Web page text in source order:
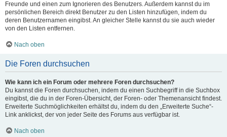
Freunde und einen zum Ignorieren des Benutzers. Außerdem kannst du im
persönlichen Bereich direkt Benutzer zu den Listen hinzufügen, indem du
deren Benutzernamen eingibst. An gleicher Stelle kannst du sie auch wieder
von den Listen entfernen.
Nach oben
Die Foren durchsuchen
Wie kann ich ein Forum oder mehrere Foren durchsuchen?
Du kannst die Foren durchsuchen, indem du einen Suchbegriff in die Suchbox
eingibst, die du in der Foren-Übersicht, der Foren- oder Themenansicht findest.
Erweiterte Suchmöglichkeiten erhältst du, indem du den „Erweiterte Suche“-
Link anklickst, der von jeder Seite des Forums aus verfügbar ist.
Nach oben